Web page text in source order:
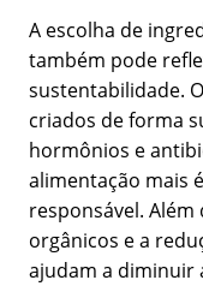
A escolha de
também pode
sustentabilidade.
criados de forma
hormônios e
alimentação mais
responsável.
orgânicos e a
ajudam a diminuir